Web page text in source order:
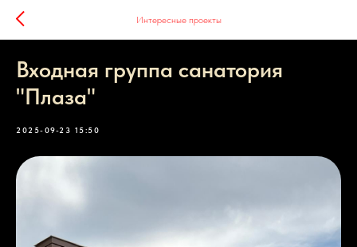
Интересные проекты
Входная группа санатория
"Плаза"
2025-09-23 15:50